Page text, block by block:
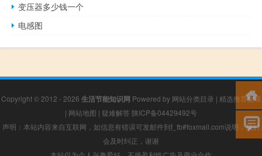
变压器多少钱一个
电感图
Copyright © 2012 - 2026 生活节能知识网 Powered by 网站分类目录 | 精选推荐文章
| 网站地图 | 疑难解答 陕ICP备04429492号
声明：本站内容来自互联网，如信息有错误可发邮件到f_fb#foxmail.com说明，我们
会及时纠正，谢谢